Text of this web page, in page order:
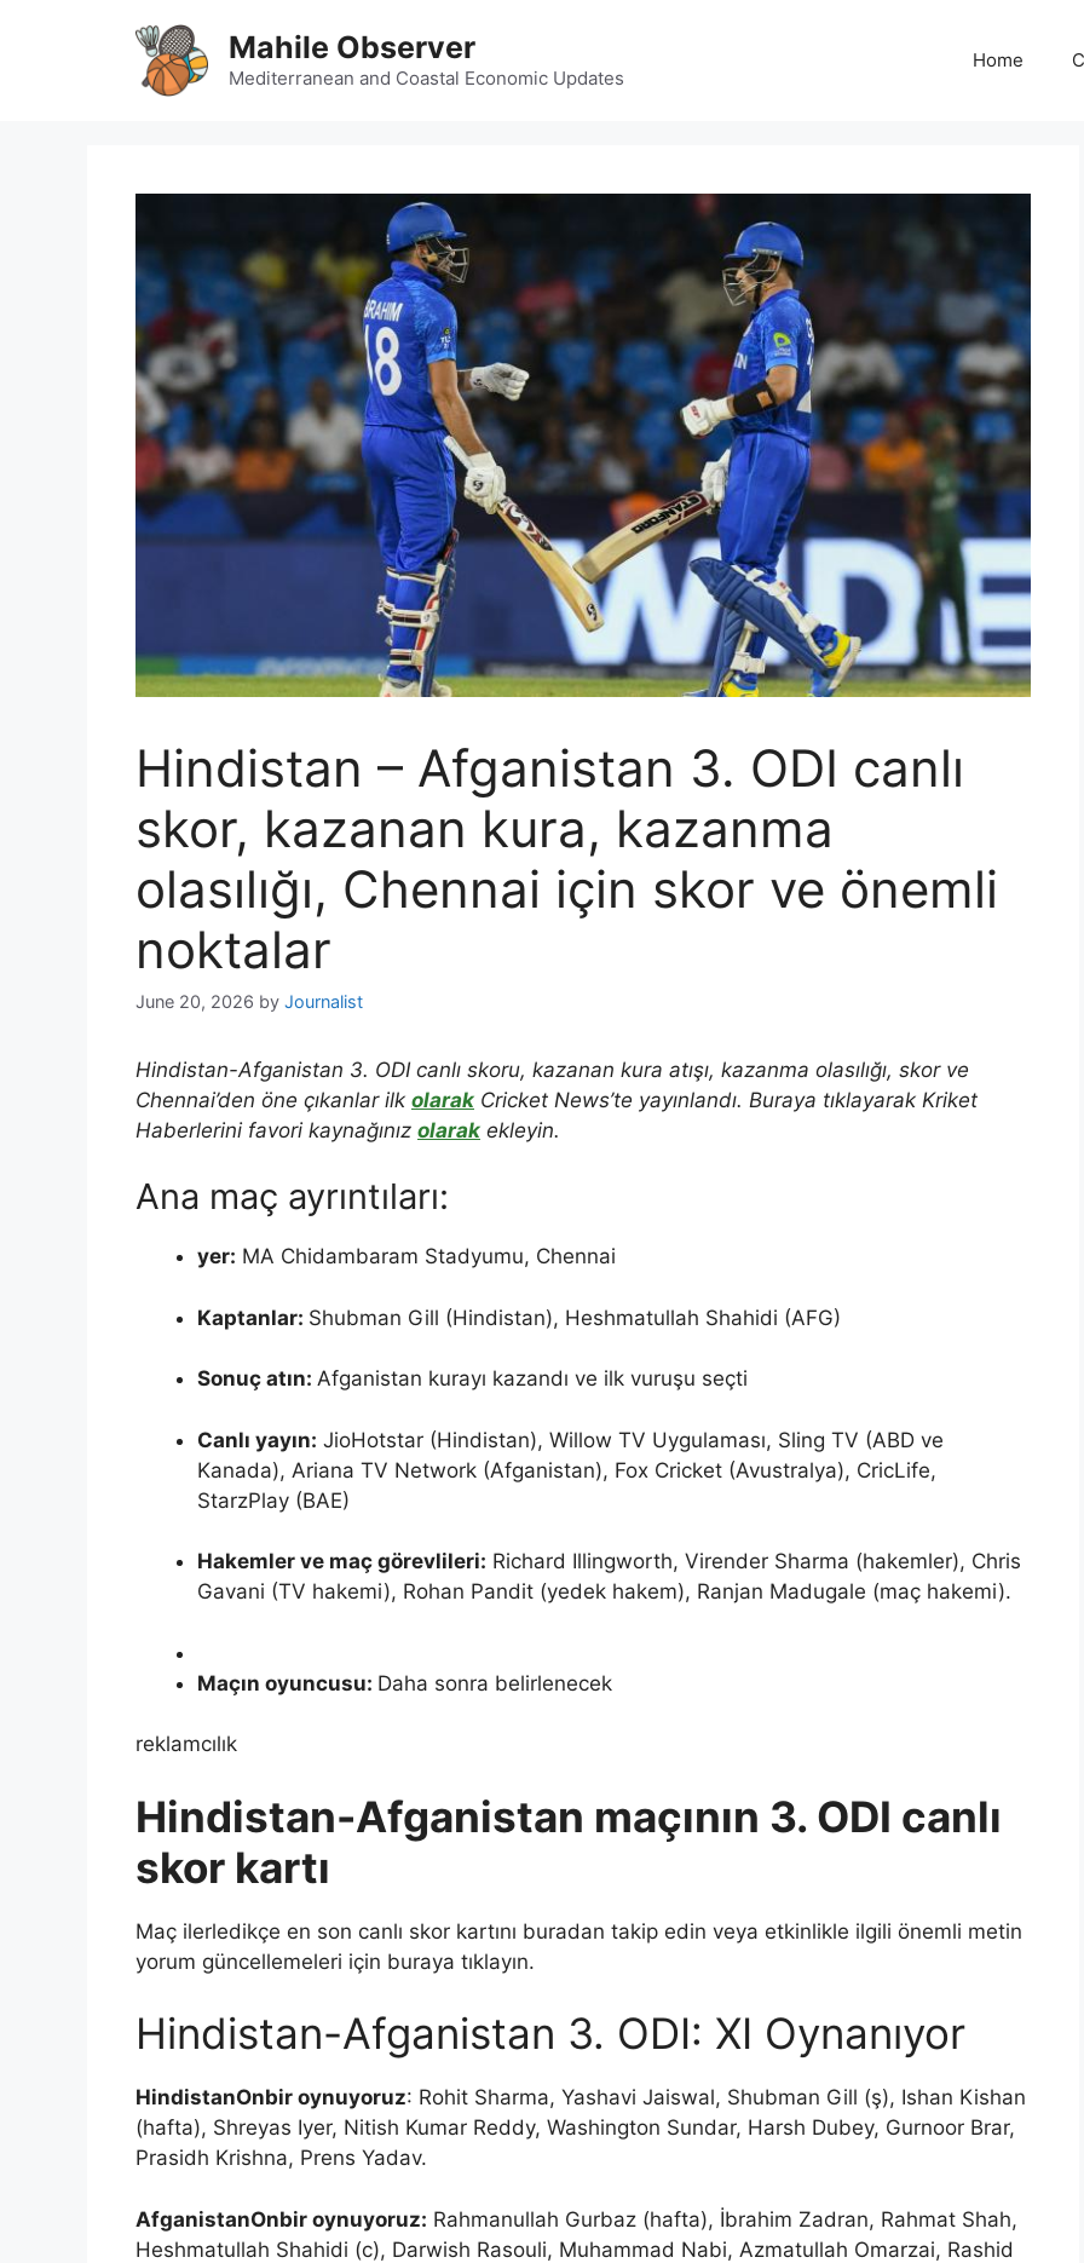
Mahile Observer
Mediterranean and Coastal Economic Updates
Home
Hindistan – Afganistan 3. ODI canlı
skor, kazanan kura, kazanma
olasılığı, Chennai için skor ve önemli
noktalar
June 20, 2026 by Journalist
Hindistan-Afganistan 3. ODI canlı skoru, kazanan kura atışı, kazanma olasılığı, skor ve
Chennai’den öne çıkanlar ilk olarak Cricket News’te yayınlandı. Buraya tıklayarak Kriket
Haberlerini favori kaynağınız olarak ekleyin.
Ana maç ayrıntıları:
yer: MA Chidambaram Stadyumu, Chennai
Kaptanlar: Shubman Gill (Hindistan), Heshmatullah Shahidi (AFG)
Sonuç atın: Afganistan kurayı kazandı ve ilk vuruşu seçti
Canlı yayın: JioHotstar (Hindistan), Willow TV Uygulaması, Sling TV (ABD ve
Kanada), Ariana TV Network (Afganistan), Fox Cricket (Avustralya), CricLife,
StarzPlay (BAE)
Hakemler ve maç görevlileri: Richard Illingworth, Virender Sharma (hakemler), Chris
Gavani (TV hakemi), Rohan Pandit (yedek hakem), Ranjan Madugale (maç hakemi).
Maçın oyuncusu: Daha sonra belirlenecek
reklamcılık
Hindistan-Afganistan maçının 3. ODI canlı
skor kartı
Maç ilerledikçe en son canlı skor kartını buradan takip edin veya etkinlikle ilgili önemli metin
yorum güncellemeleri için buraya tıklayın.
Hindistan-Afganistan 3. ODI: XI Oynanıyor
HindistanOnbir oynuyoruz: Rohit Sharma, Yashavi Jaiswal, Shubman Gill (ş), Ishan Kishan
(hafta), Shreyas Iyer, Nitish Kumar Reddy, Washington Sundar, Harsh Dubey, Gurnoor Brar,
Prasidh Krishna, Prens Yadav.
AfganistanOnbir oynuyoruz: Rahmanullah Gurbaz (hafta), İbrahim Zadran, Rahmat Shah,
Heshmatullah Shahidi (c), Darwish Rasouli, Muhammad Nabi, Azmatullah Omarzai, Rashid